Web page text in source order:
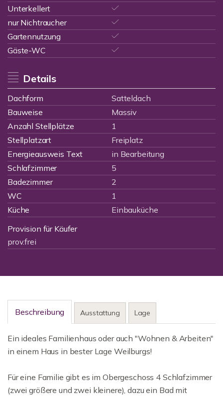
Unterkellert
nur Nichtraucher
Gartennutzung
Gäste-WC
Details
Dachform
Satteldach
Bauweise
Massiv
Anzahl Stellplätze
1
Stellplatzart
Freiplatz
Energieausweis Text
in Bearbeitung
Schlafzimmer
5
Badezimmer
2
WC
1
Küche
Einbauküche
Provision für Käufer
prov.frei
Beschreibung Ausstattung Lage
Ein ideales Familienhaus oder auch "Wohnen & Arbeiten"
in einem Haus in bester Lage Weilburgs!
Für eine Familie gibt es im Obergeschoss 4 Schlafzimmer
(zwei größere und zwei kleinere), dazu ein Bad mit